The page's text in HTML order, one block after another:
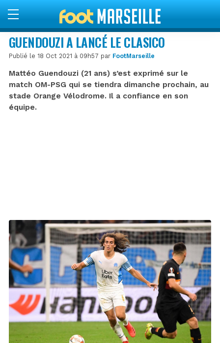
GUENDOUZI A LANCÉ LE CLASICO
Publié le 18 Oct 2021 à 09h57 par FootMarseille
Mattéo Guendouzi (21 ans) s’est exprimé sur le
match OM-PSG qui se tiendra dimanche prochain, au
stade Orange Vélodrome. Il a confiance en son
équipe.